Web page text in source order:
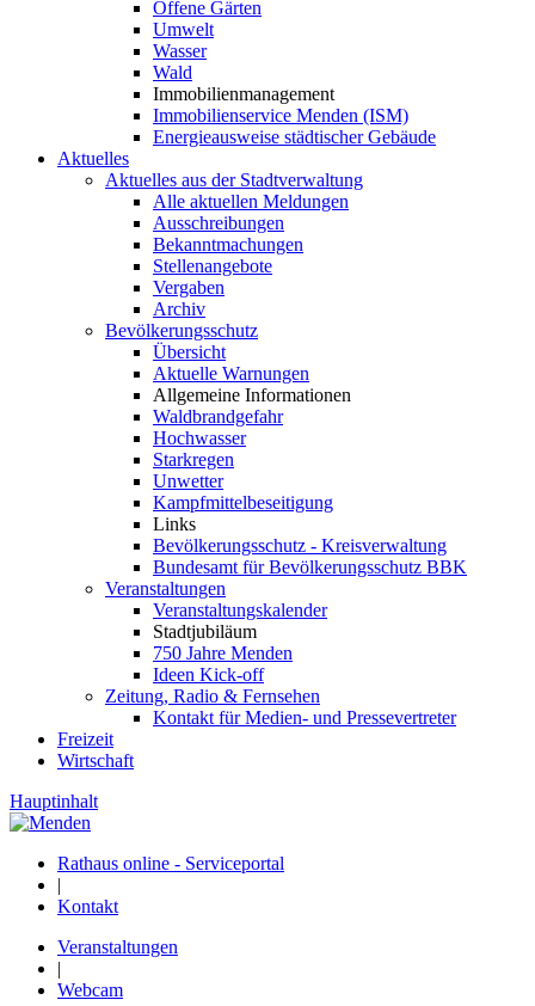
Offene Gärten
Umwelt
Wasser
Wald
Immobilienmanagement
Immobilienservice Menden (ISM)
Energieausweise städtischer Gebäude
Aktuelles
Aktuelles aus der Stadtverwaltung
Alle aktuellen Meldungen
Ausschreibungen
Bekanntmachungen
Stellenangebote
Vergaben
Archiv
Bevölkerungsschutz
Übersicht
Aktuelle Warnungen
Allgemeine Informationen
Waldbrandgefahr
Hochwasser
Starkregen
Unwetter
Kampfmittelbeseitigung
Links
Bevölkerungsschutz - Kreisverwaltung
Bundesamt für Bevölkerungsschutz BBK
Veranstaltungen
Veranstaltungskalender
Stadtjubiläum
750 Jahre Menden
Ideen Kick-off
Zeitung, Radio & Fernsehen
Kontakt für Medien- und Pressevertreter
Freizeit
Wirtschaft
Hauptinhalt
Rathaus online - Serviceportal
|
Kontakt
Veranstaltungen
|
Webcam